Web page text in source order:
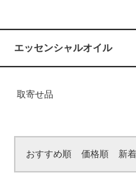
エッセンシャルオイル
取寄せ品
おすすめ順 価格順 新